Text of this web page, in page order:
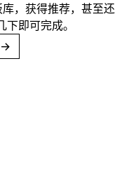
，获得推荐，甚至还
即可完成。
→